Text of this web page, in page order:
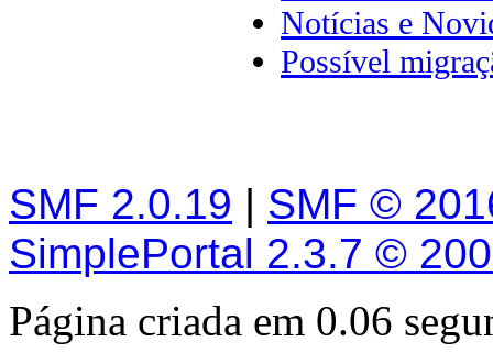
Notícias e
Possível
SMF 2.0.19 | SMF ©
SimplePortal 2.3.7 ©
Página criada em 0.06